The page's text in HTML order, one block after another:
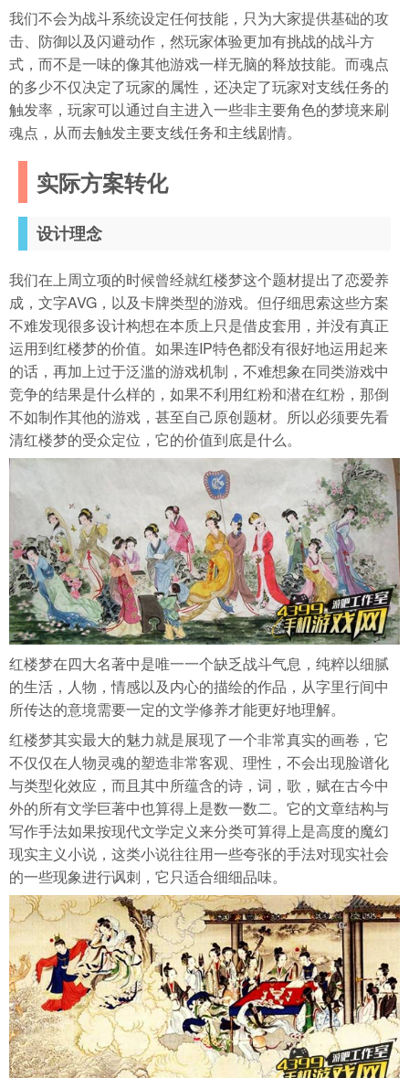
我们不会为战斗系统设定任何技能，只为大家提供基础的攻
击、防御以及闪避动作，然玩家体验更加有挑战的战斗方
式，而不是一味的像其他游戏一样无脑的释放技能。而魂点
的多少不仅决定了玩家的属性，还决定了玩家对支线任务的
触发率，玩家可以通过自主进入一些非主要角色的梦境来刷
魂点，从而去触发主要支线任务和主线剧情。
实际方案转化
设计理念
我们在上周立项的时候曾经就红楼梦这个题材提出了恋爱养
成，文字AVG，以及卡牌类型的游戏。但仔细思索这些方案
不难发现很多设计构想在本质上只是借皮套用，并没有真正
运用到红楼梦的价值。如果连IP特色都没有很好地运用起来
的话，再加上过于泛滥的游戏机制，不难想象在同类游戏中
竞争的结果是什么样的，如果不利用红粉和潜在红粉，那倒
不如制作其他的游戏，甚至自己原创题材。所以必须要先看
清红楼梦的受众定位，它的价值到底是什么。
红楼梦在四大名著中是唯一一个缺乏战斗气息，纯粹以细腻
的生活，人物，情感以及内心的描绘的作品，从字里行间中
所传达的意境需要一定的文学修养才能更好地理解。
红楼梦其实最大的魅力就是展现了一个非常真实的画卷，它
不仅仅在人物灵魂的塑造非常客观、理性，不会出现脸谱化
与类型化效应，而且其中所蕴含的诗，词，歌，赋在古今中
外的所有文学巨著中也算得上是数一数二。它的文章结构与
写作手法如果按现代文学定义来分类可算得上是高度的魔幻
现实主义小说，这类小说往往用一些夸张的手法对现实社会
的一些现象进行讽刺，它只适合细细品味。